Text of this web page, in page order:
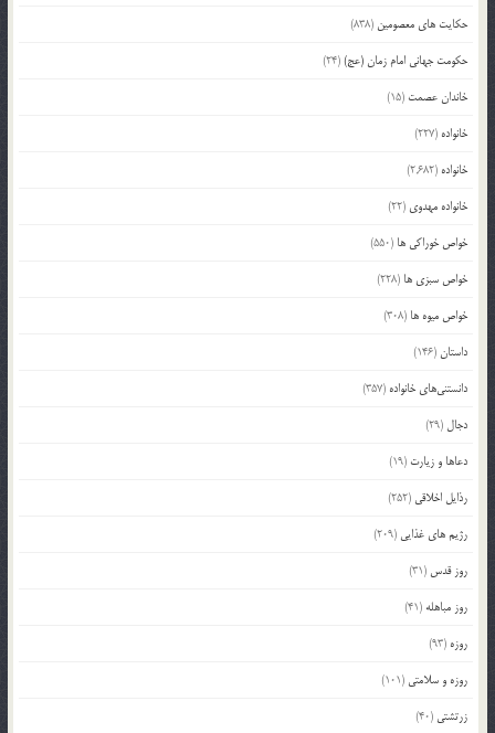
حکایت های معصومین (838)
حکومت جهانی امام زمان (عج)(24)
خاندان عصمت (15)
خانواده (227)
خانواده (2,682)
خانواده مهدوی (22)
خواص خوراکی ها (550)
خواص سبزی ها (228)
خواص میوه ها (308)
داستان(146)
دانستنی‌های خانواده (357)
دجال (29)
دعاها و زیارت (19)
رذایل اخلاقی (252)
رژیم های غذایی (209)
روز قدس (31)
روز مباهله (41)
روزه (93)
روزه و سلامتی (101)
زرتشتی (40)